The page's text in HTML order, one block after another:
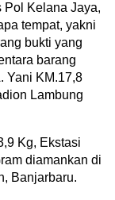
Pol Kelana Jaya,
tempat, yakni
bukti yang
barang
Yani KM.17,8
Lambung
Kg, Ekstasi
diamankan di
Banjarbaru.